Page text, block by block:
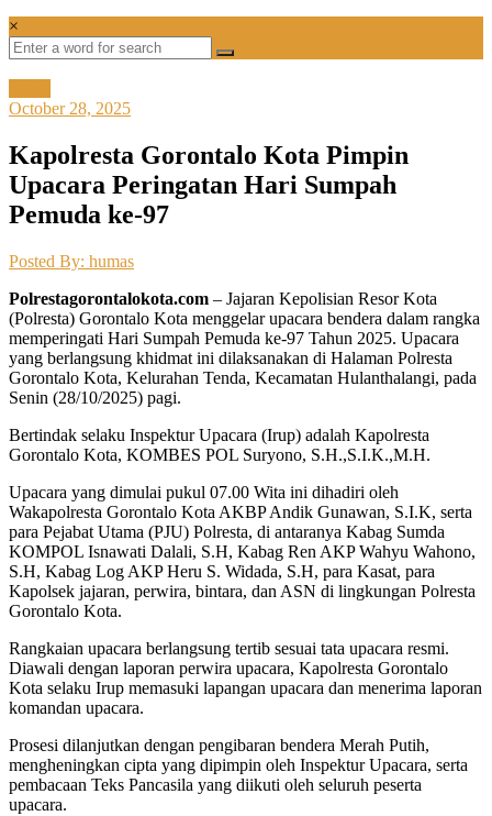
×
October 28, 2025
Kapolresta Gorontalo Kota Pimpin
Upacara Peringatan Hari Sumpah
Pemuda ke-97
Posted By: humas
Polrestagorontalokota.com – Jajaran Kepolisian Resor Kota
(Polresta) Gorontalo Kota menggelar upacara bendera dalam rangka
memperingati Hari Sumpah Pemuda ke-97 Tahun 2025. Upacara
yang berlangsung khidmat ini dilaksanakan di Halaman Polresta
Gorontalo Kota, Kelurahan Tenda, Kecamatan Hulanthalangi, pada
Senin (28/10/2025) pagi.
Bertindak selaku Inspektur Upacara (Irup) adalah Kapolresta
Gorontalo Kota, KOMBES POL Suryono, S.H.,S.I.K.,M.H.
Upacara yang dimulai pukul 07.00 Wita ini dihadiri oleh
Wakapolresta Gorontalo Kota AKBP Andik Gunawan, S.I.K, serta
para Pejabat Utama (PJU) Polresta, di antaranya Kabag Sumda
KOMPOL Isnawati Dalali, S.H, Kabag Ren AKP Wahyu Wahono,
S.H, Kabag Log AKP Heru S. Widada, S.H, para Kasat, para
Kapolsek jajaran, perwira, bintara, dan ASN di lingkungan Polresta
Gorontalo Kota.
Rangkaian upacara berlangsung tertib sesuai tata upacara resmi.
Diawali dengan laporan perwira upacara, Kapolresta Gorontalo
Kota selaku Irup memasuki lapangan upacara dan menerima laporan
komandan upacara.
Prosesi dilanjutkan dengan pengibaran bendera Merah Putih,
mengheningkan cipta yang dipimpin oleh Inspektur Upacara, serta
pembacaan Teks Pancasila yang diikuti oleh seluruh peserta
upacara.